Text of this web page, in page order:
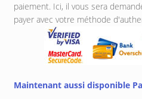
paiement. Ici, il vous sera
payer avec votre méthode
Maintenant aussi disponible